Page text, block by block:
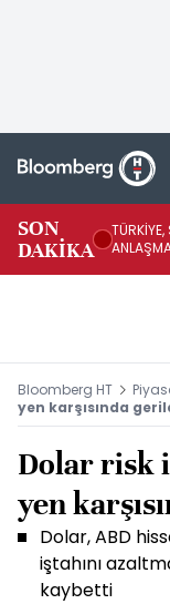
SON
DAKİKA
Bloomberg HT
yen karşısında
Dolar risk
yen
Dolar, ABD
iştahını
kaybetti